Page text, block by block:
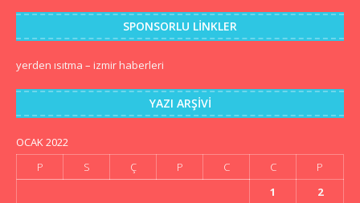
SPONSORLU LINKLER
yerden ısıtma – izmir haberleri
YAZI ARŞIVI
OCAK 2022
P
S Ç P C C
P
1
2